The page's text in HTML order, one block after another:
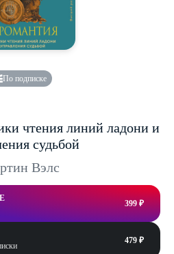
По подписке
чтения линий ладони и
судьбой
Вэлс
399 ₽
479 ₽